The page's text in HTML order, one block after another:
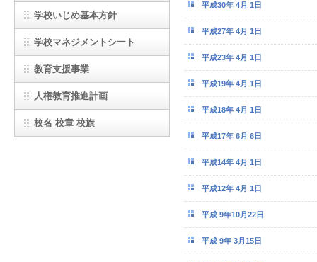
平成30年 4月 1日
平成27年 4月 1日
平成23年 4月 1日
平成19年 4月 1日
平成18年 4月 1日
平成17年 6月 6日
平成14年 4月 1日
平成12年 4月 1日
平成 9年10月22日
平成 9年 3月15日
学校いじめ基本方針
学校マネジメントシート
教育支援事業
人権教育推進計画
校名 校章 校旗